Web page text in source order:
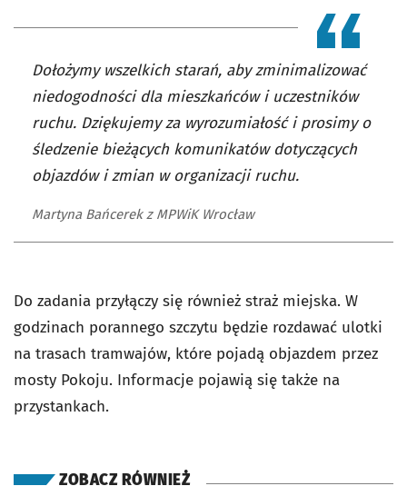
Dołożymy wszelkich starań, aby zminimalizować
niedogodności dla mieszkańców i uczestników
ruchu. Dziękujemy za wyrozumiałość i prosimy o
śledzenie bieżących komunikatów dotyczących
objazdów i zmian w organizacji ruchu.
Martyna Bańcerek z MPWiK Wrocław
Do zadania przyłączy się również straż miejska. W
godzinach porannego szczytu będzie rozdawać ulotki
na trasach tramwajów, które pojadą objazdem przez
mosty Pokoju. Informacje pojawią się także na
przystankach.
ZOBACZ RÓWNIEŻ